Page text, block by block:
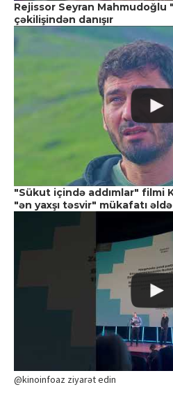
Rejissor Seyran
çəkilişindən danışır
"Sükut içində addımlar" filmi
"ən yaxşı təsvir" mükafatı
@kinoinfoaz ziyarət edin